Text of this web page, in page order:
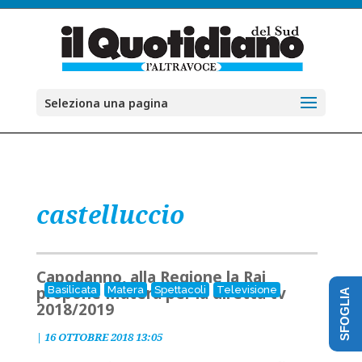
Seleziona una pagina
castelluccio
Basilicata Matera Spettacoli Televisione
Capodanno, alla Regione la Rai
propone Matera per la diretta tv
2018/2019
| 16 OTTOBRE 2018 13:05 SFOGLIA